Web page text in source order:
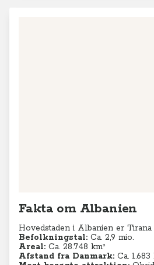
Fakta om Albanien
Hovedstaden i Albanien er Tirana
Befolkningstal: Ca. 2,9 mio.
Areal: Ca. 28.748 km²
Afstand fra Danmark: Ca.